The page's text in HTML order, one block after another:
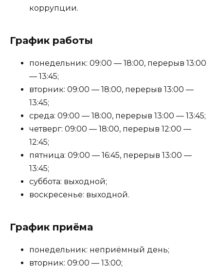
коррупции.
График работы
понедельник: 09:00 — 18:00, перерыв 13:00
— 13:45;
вторник: 09:00 — 18:00, перерыв 13:00 —
13:45;
среда: 09:00 — 18:00, перерыв 13:00 — 13:45;
четверг: 09:00 — 18:00, перерыв 12:00 —
12:45;
пятница: 09:00 — 16:45, перерыв 13:00 —
13:45;
суббота: выходной;
воскресенье: выходной.
График приёма
понедельник: неприёмный день;
вторник: 09:00 — 13:00;